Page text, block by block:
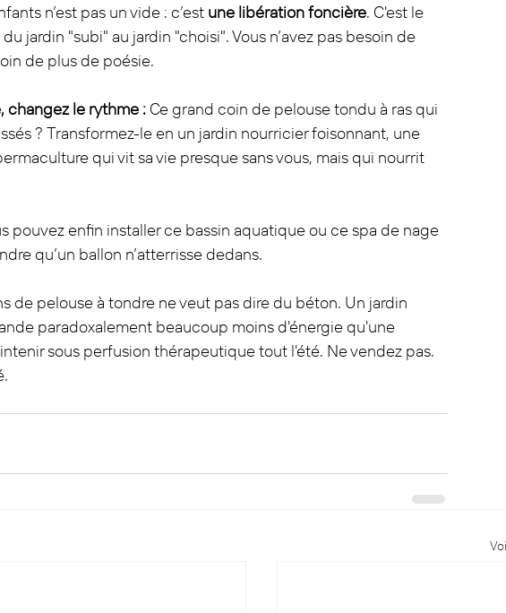
n’est pas un vide : c’est une libération foncière. C'est le
jardin "subi" au jardin "choisi". Vous n’avez pas besoin de
de plus de poésie.
changez le rythme : Ce grand coin de pelouse tondu à ras qui
? Transformez-le en un jardin nourricier foisonnant, une
qui vit sa vie presque sans vous, mais qui nourrit
pouvez enfin installer ce bassin aquatique ou ce spa de nage
qu’un ballon n’atterrisse dedans.
de pelouse à tondre ne veut pas dire du béton. Un jardin
paradoxalement beaucoup moins d'énergie qu'une
sous perfusion thérapeutique tout l'été. Ne vendez pas.